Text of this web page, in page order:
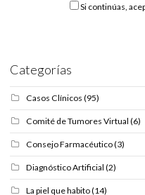
Si continúas,
Categorías
Casos Clínicos (95)
Comité de Tumores Virtual (6)
Consejo Farmacéutico(3)
Diagnóstico Artificial (2)
La piel que habito(14)